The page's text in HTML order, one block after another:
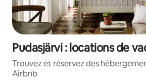
Pudasjärvi : locations de
Trouvez et réservez des
Airbnb